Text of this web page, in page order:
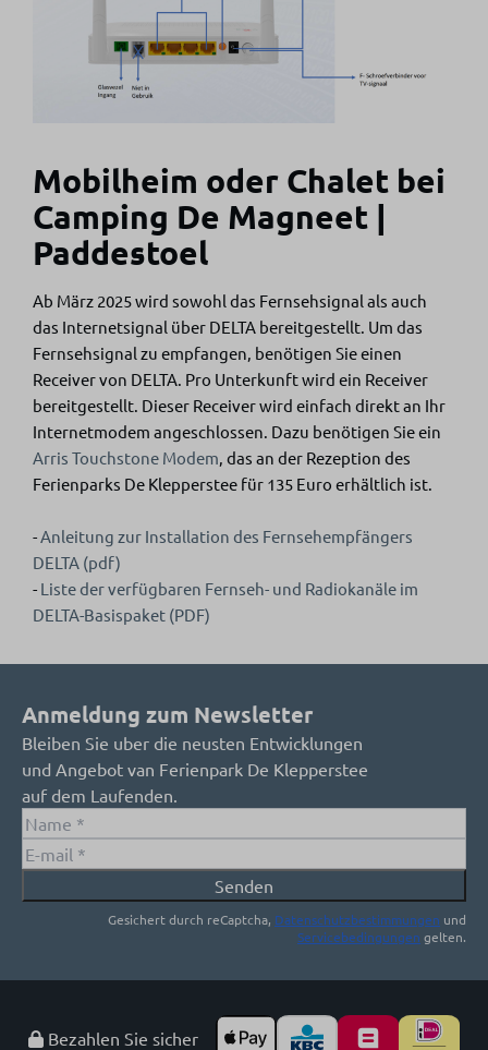
Mobilheim oder Chalet bei
Camping De Magneet |
Paddestoel
Ab März 2025 wird sowohl das Fernsehsignal als auch
das Internetsignal über DELTA bereitgestellt. Um das
Fernsehsignal zu empfangen, benötigen Sie einen
Receiver von DELTA. Pro Unterkunft wird ein Receiver
bereitgestellt. Dieser Receiver wird einfach direkt an Ihr
Internetmodem angeschlossen. Dazu benötigen Sie ein
Arris Touchstone Modem, das an der Rezeption des
Ferienparks De Klepperstee für 135 Euro erhältlich ist.
-Anleitung zur Installation des Fernsehempfängers
DELTA (pdf)
- Liste der verfügbaren Fernseh- und Radiokanäle im
DELTA-Basispaket (PDF)
Anmeldung zum Newsletter
Bleiben Sie uber die neusten Entwicklungen
und Angebot van Ferienpark De Klepperstee
auf dem Laufenden.
Senden
Gesichert durch reCaptcha, Datenschutzbestimmungen und
Servicebedingungen gelten.
Bezahlen Sie sicher